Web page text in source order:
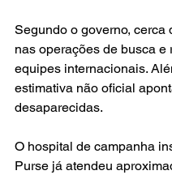
Segundo o governo, cerca
nas operações de busca e
equipes internacionais.
estimativa não oficial
desaparecidas.
O hospital de campanha
Purse já atendeu